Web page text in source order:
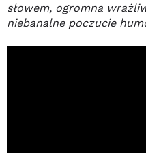
słowem, ogromna
niebanalne poczucie